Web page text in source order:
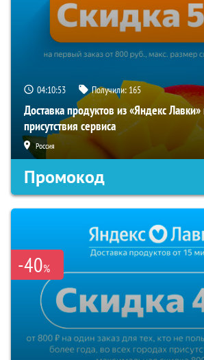
04:10:52 Получили: 165
Доставка продуктов из «Яндекс
присутствия сервиса
Россия
Промокод
-40%